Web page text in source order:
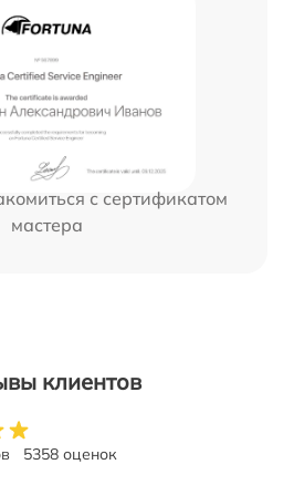
с сертификатом
мастера
клиентов
5358 оценок